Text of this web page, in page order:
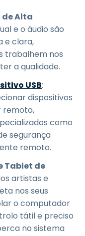
de Alta
e o áudio são
e clara,
trabalhem nos
a qualidade.
USB:
dispositivos
remoto,
como
segurança
remoto.
Tablet de
artistas e
nos seus
o computador
tátil e preciso
no sistema